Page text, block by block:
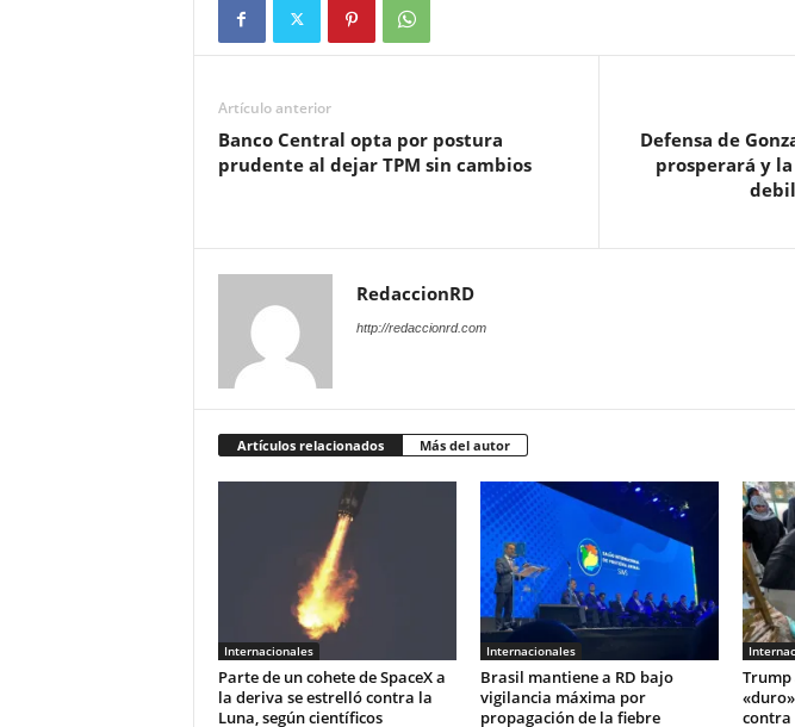
Artículo anterior
Banco Central opta por postura
prudente al dejar TPM sin cambios
Defensa de
prosperará y
RedaccionRD
http://redaccionrd.com
Artículos relacionados Más del autor
Internacionales
Parte de un cohete de SpaceX a
la deriva se estrelló contra la
Luna, según científicos
Internacionales
Brasil mantiene a RD bajo
vigilancia máxima por
propagación de la fiebre
contra